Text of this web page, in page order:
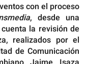
con el proceso
, desde una
la revisión de
realizados por el
de Comunicación